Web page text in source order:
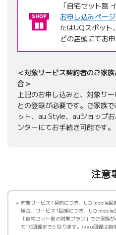
「自宅セット割
お申し込みページ
たはUQスポッ
どの店頭にてお
対象サービス契約者のご家
合
上記のお申し込みと、対象サ
との登録が必要です。ご家族
ット、au Style、auショップ
ンターにてお手続き可能です。
注意
対象サービス1契約につき、UQ mobile
場合、サービス1回線につき、UQ mobile
「自宅セット割の対象プラン」でご家族
て10回線までとなります。(※au回線は自